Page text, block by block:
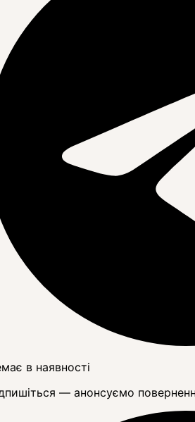
в наявності
— анонсуємо